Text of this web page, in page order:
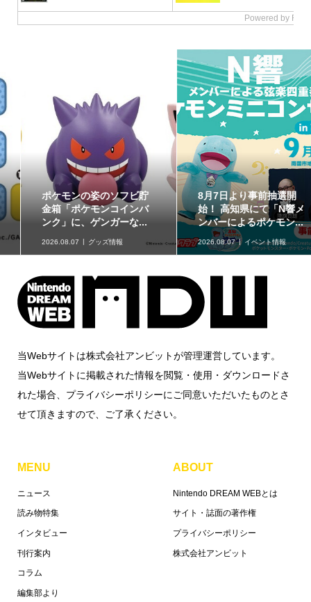
ポケモンの姿のソフビ貯
金箱「ポケモンコインバ
ンク」に、ゲンガーな...
2026.08.07 グッズ情報
8月7日より事前抽選開
始！ 高知県にて「N響メ
ンバーによるポケモン...
2026.08.07 イベント情報
当Webサイトは株式会社アンビットが管理運営しています。
当Webサイトに掲載された情報を閲覧・使用・ダウンロードさ
れた場合、プライバシーポリシーにご同意いただいたものとさ
せて頂きますので、ご了承ください。
MENU
ニュース
読み物特集
インタビュー
刊行案内
コラム
編集部より
ABOUT
Nintendo DREAM WEBとは
サイト・誌面の著作権
プライバシーポリシー
株式会社アンビット